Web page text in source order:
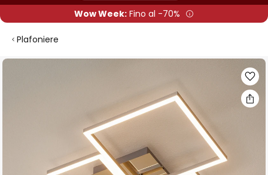
Wow Week: Fino al -70%
Plafoniere
Vai